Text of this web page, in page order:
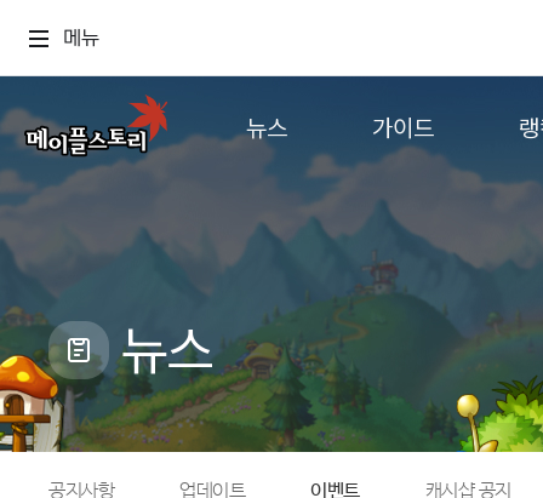
메뉴
뉴스
공지사항
업데이트
캐시샵 공지
메이플 알림판
with maple
가이드
게임정보
직업소개
확률형 아이템
NEXON NOW
뉴스
공지사항 업데이트 이벤트 캐시샵 공지